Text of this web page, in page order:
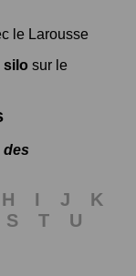
le Larousse
silo sur le
des
H I J
K
S T
U